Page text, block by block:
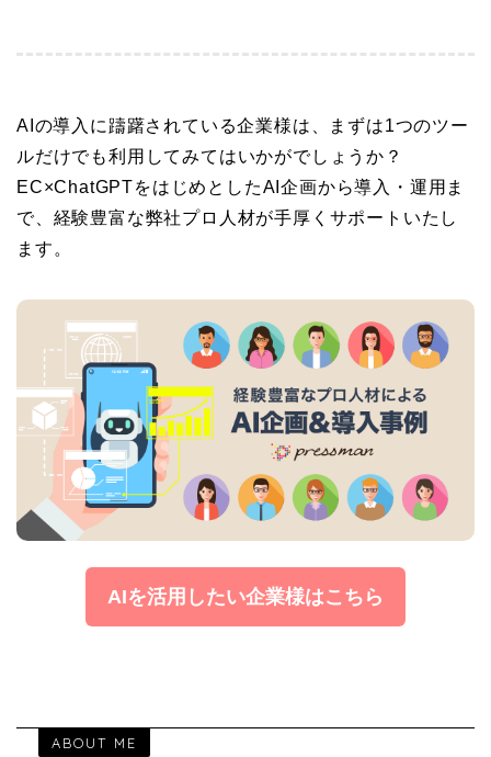
AIの導入に躊躇されている企業様は、まずは1つのツー
ルだけでも利用してみてはいかがでしょうか？
EC×ChatGPTをはじめとしたAI企画から導入・運用ま
で、経験豊富な弊社プロ人材が手厚くサポートいたし
ます。
AIを活用したい企業様はこちら
ABOUT ME